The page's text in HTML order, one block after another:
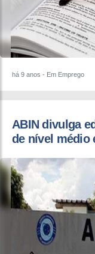
há 9 anos - Em Emprego
ABIN divulga
de nível médio